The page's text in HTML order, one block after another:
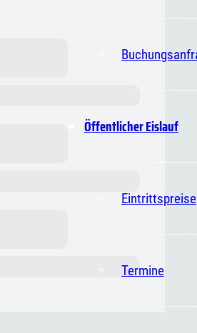
Öffentlicher Eislauf
Eintrittspreise
Termine